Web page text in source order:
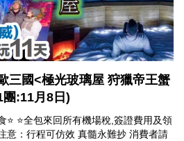
三國<極光玻璃屋 狩獵帝王蟹
:11月8日)
⭐ ⭐全包來回所有機場稅,簽證費用及領
意：行程可仿效 真髓永難抄 消費者請